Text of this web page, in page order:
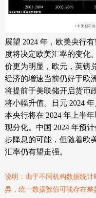
展望 2024 年，欧美央行
度将决定欧美汇率的变化
价更为明显，欧元，英镑
经济的增速当前仍好于欧
将提前于美联储开启货币
将小幅升值。日元 2024
本央行将在 2024 年上半
现分化。中国 2024 年预
步降息的可能，但随着欧
汇率仍有望走强。
说明：由于不同机构数据统
异，统一数据数值可能存在